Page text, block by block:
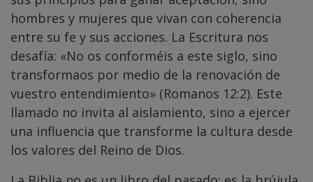
hombres y mujeres que vivan con coherencia
entre su fe y sus acciones. La Escritura nos
desafía: «No os conforméis a este siglo, sino
transformaos por medio de la renovación de
vuestro entendimiento» (Romanos 12:2). Este
llamado no invita al aislamiento, sino a ejercer
una influencia que transforme la cultura desde
los valores del Reino de Dios.